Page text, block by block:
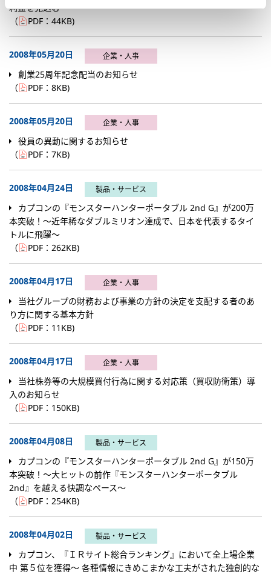
利益を見込む～
（
PDF： 44KB)
2008年05月20日 企業・人事
創業25周年記念配当のお知らせ
（
PDF： 8KB)
2008年05月20日 企業・人事
役員の異動に関するお知らせ
（
PDF： 7KB)
2008年04月24日 製品・サービス
カプコンの『モンスターハンターポータブル 2nd G』が200万
本突破！～近年稀なダブルミリオン達成で、日本を代表するタイ
トルに飛躍～
（
PDF： 262KB)
2008年04月17日 企業・人事
当社グループの財務および事業の方針の決定を支配する者のあ
り方に関する基本方針
（
PDF： 11KB)
2008年04月17日 企業・人事
当社株券等の大規模買付行為に関する対応策（買収防衛策）導
入のお知らせ
（
PDF： 150KB)
2008年04月08日 製品・サービス
カプコンの『モンスターハンターポータブル 2nd G』が150万
本突破！～大ヒットの前作『モンスターハンターポータブル
2nd』を越える快調なペース～
（
PDF： 254KB)
2008年04月02日 製品・サービス
カプコン、『ＩＲサイト総合ランキング』において全上場企業
中 第５位を獲得～ 各種情報にきめこまかな工夫がされた独創的な